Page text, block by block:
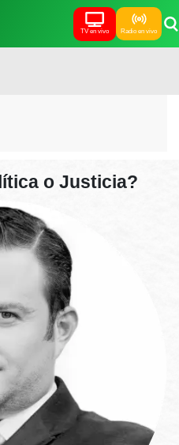
TV en vivo Radio en vivo
o Justicia?